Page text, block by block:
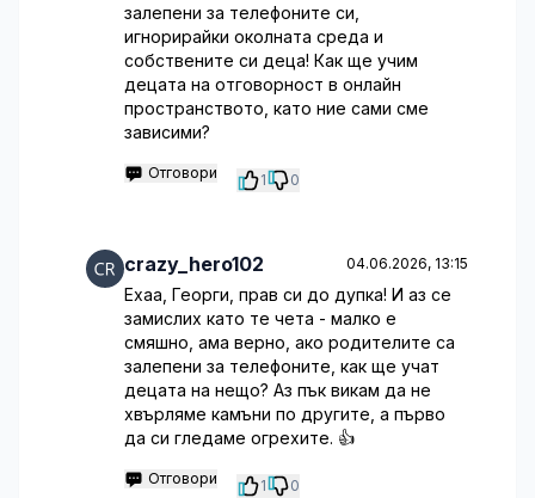
залепени за телефоните си,
игнорирайки околната среда и
собствените си деца! Как ще учим
децата на отговорност в онлайн
пространството, като ние сами сме
зависими?
Отговори 1 0
crazy_hero102 04.06.2026, 13:15
Ехаа, Георги, прав си до дупка! И аз се
замислих като те чета - малко е
смяшно, ама верно, ако родителите са
залепени за телефоните, как ще учат
децата на нещо? Аз пък викам да не
хвърляме камъни по другите, а първо
да си гледаме огрехите. 👍
Отговори 1 0